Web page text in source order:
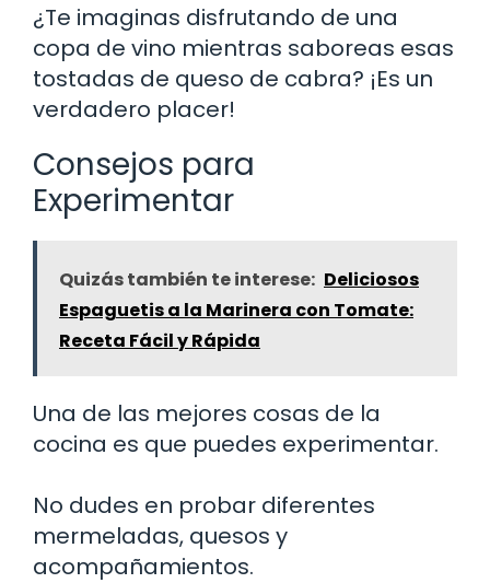
¿Te imaginas disfrutando de una
copa de vino mientras saboreas esas
tostadas de queso de cabra? ¡Es un
verdadero placer!
Consejos para
Experimentar
Quizás también te interese: Deliciosos
Espaguetis a la Marinera con Tomate:
Receta Fácil y Rápida
Una de las mejores cosas de la
cocina es que puedes experimentar.
No dudes en probar diferentes
mermeladas, quesos y
acompañamientos.